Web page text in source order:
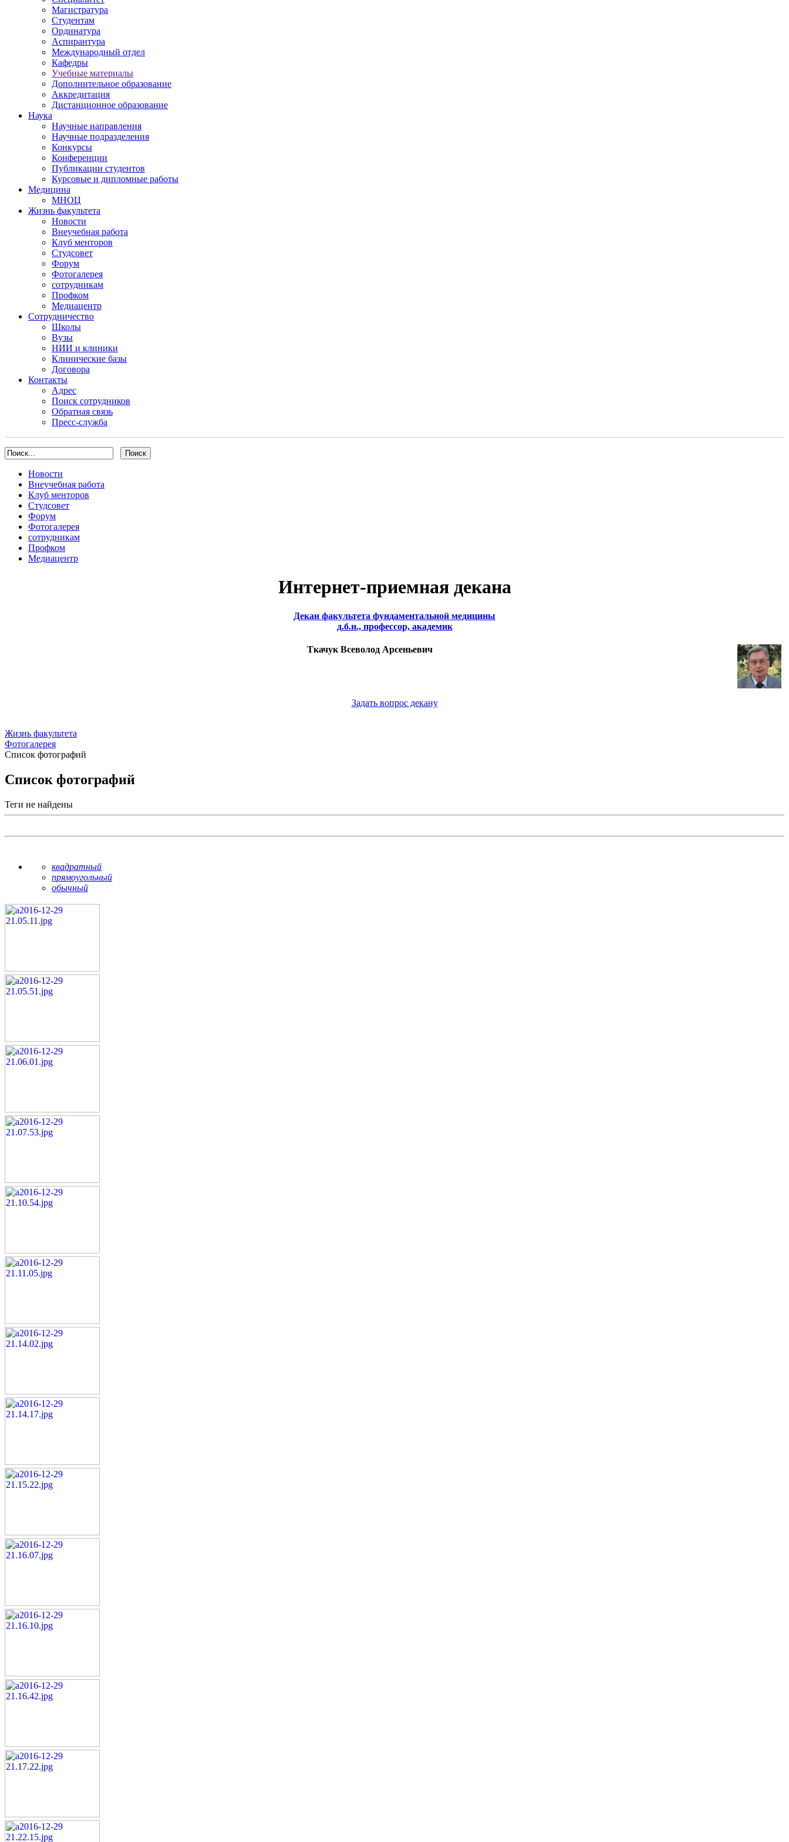
Магистратура
Студентам
Ординатура
Аспирантура
Международный отдел
Кафедры
Учебные материалы
Дополнительное образование
Аккредитация
Дистанционное образование
Наука
Научные направления
Научные подразделения
Конкурсы
Конференции
Публикации студентов
Курсовые и дипломные работы
Медицина
МНОЦ
Жизнь факультета
Новости
Внеучебная работа
Клуб менторов
Студсовет
Форум
Фотогалерея
сотрудникам
Профком
Медиацентр
Сотрудничество
Школы
Вузы
НИИ и клиники
Клинические базы
Договора
Контакты
Адрес
Поиск сотрудников
Обратная связь
Пресс-служба
Новости
Внеучебная работа
Клуб менторов
Студсовет
Форум
Фотогалерея
сотрудникам
Профком
Медиацентр
Интернет-приемная декана
Декан факультета фундаментальной медицины
д.б.н., профессор, академик
Ткачук Всеволод Арсеньевич
Задать вопрос декану
Жизнь факультета
Фотогалерея
Список фотографий
Список фотографий
Теги не найдены
квадратный
прямоугольный
обычный